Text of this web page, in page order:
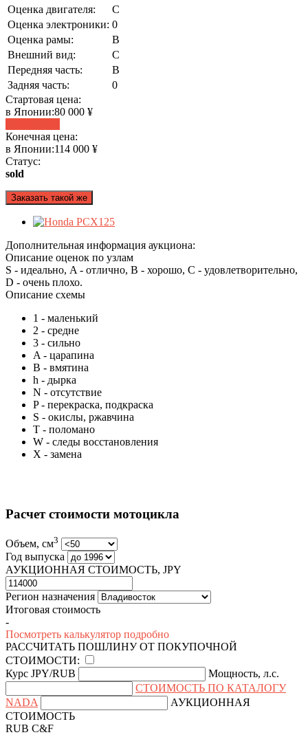
Оценка двигателя:
C
Оценка электроники: 0
Оценка рамы:
B
Внешний вид:
C
Передняя часть:
B
Задняя часть:
0
Стартовая цена:
в Японии:80 000 ¥
Конечная цена:
в Японии:114 000 ¥
Статус:
sold
Заказать такой же
Дополнительная информация аукциона:
Описание оценок по узлам
S - идеально, A - отлично, B - хорошо, C - удовлетворительно,
D - очень плохо.
Описание схемы
1 - маленький
2 - средне
3 - сильно
A - царапина
B - вмятина
h - дырка
N - отсутствие
P- перекраска, подкраска
S - окислы, ржавчина
T - поломано
W - следы восстановления
X - замена
Расчет стоимости мотоцикла
Объем, см3
Год выпуска
АУКЦИОННАЯ СТОИМОСТЬ, JPY
Регион назначения
Итоговая стоимость
-
Посмотреть калькулятор подробно
РАССЧИТАТЬ ПОШЛИНУ ОТ ПОКУПОЧНОЙ
СТОИМОСТИ:
Курс JPY/RUB
Мощность, л.с.
СТОИМОСТЬ ПО КАТАЛОГУ
NADA
АУКЦИОННАЯ
СТОИМОСТЬ
RUB C&F